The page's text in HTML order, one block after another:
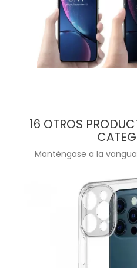
16 OTROS
Manténgase a la